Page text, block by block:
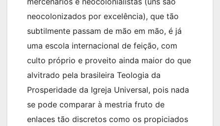
neocolonizados por excelência), que tão
subtilmente passam de mão em mão, é já
uma escola internacional de feição, com
culto próprio e proveito ainda maior do que
alvitrado pela brasileira Teologia da
Prosperidade da Igreja Universal, pois nada
se pode comparar à mestria fruto de
enlaces tão discretos como os propiciados